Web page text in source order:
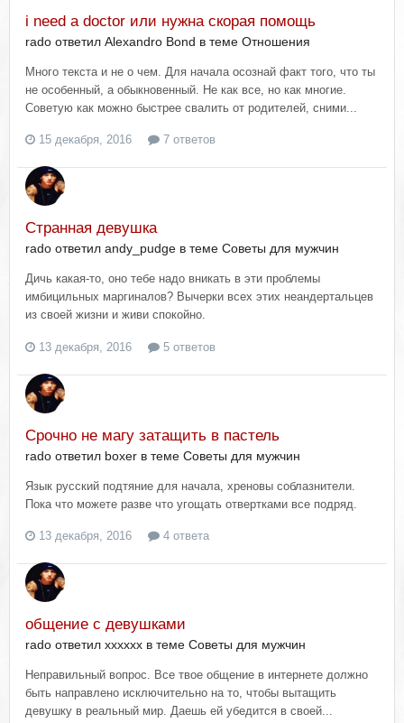
i need a doctor или нужна скорая помощь
rado ответил Alexandro Bond в теме Отношения
Много текста и не о чем. Для начала осознай факт того, что ты
не особенный, а обыкновенный. Не как все, но как многие.
Советую как можно быстрее свалить от родителей, сними...
15 декабря, 2016 7 ответов
Странная девушка
rado ответил andy_pudge в теме Советы для мужчин
Дичь какая-то, оно тебе надо вникать в эти проблемы
имбицильных маргиналов? Вычерки всех этих неандертальцев
из своей жизни и живи спокойно.
13 декабря, 2016 5 ответов
Срочно не магу затащить в пастель
rado ответил boxer в теме Советы для мужчин
Язык русский подтяние для начала, хреновы соблазнители.
Пока что можете разве что угощать отвертками все подряд.
13 декабря, 2016 4 ответа
общение с девушками
rado ответил xxxxxx в теме Советы для мужчин
Неправильный вопрос. Все твое общение в интернете должно
быть направлено исключительно на то, чтобы вытащить
девушку в реальный мир. Даешь ей убедится в своей...